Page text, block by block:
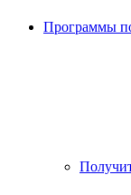
Программы